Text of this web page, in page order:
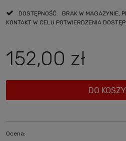
DOSTĘPNOŚĆ:
BRAK W MAGAZYNIE,
KONTAKT W CELU POTWIERDZENIA
152,00 zł
DO
Ocena: